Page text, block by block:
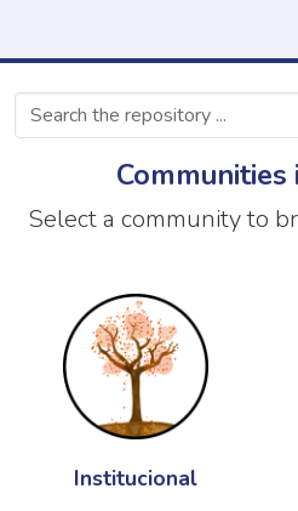
Communities
Select a community to
Institucional